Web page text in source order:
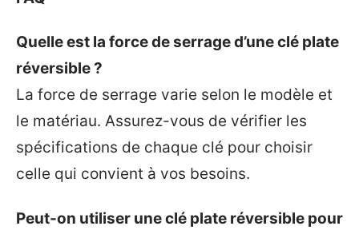
Quelle est la force de serrage d’une clé plate
réversible ?
La force de serrage varie selon le modèle et
le matériau. Assurez-vous de vérifier les
spécifications de chaque clé pour choisir
celle qui convient à vos besoins.
Peut-on utiliser une clé plate réversible pour